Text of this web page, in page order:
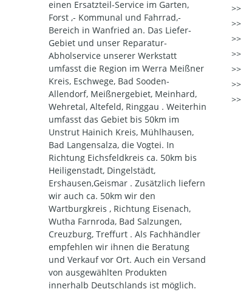
einen Ersatzteil-Service im Garten,
Forst ,- Kommunal und Fahrrad,-
Bereich in Wanfried an. Das Liefer-
Gebiet und unser Reparatur-
Abholservice unserer Werkstatt
umfasst die Region im Werra Meißner
Kreis, Eschwege, Bad Sooden-
Allendorf, Meißnergebiet, Meinhard,
Wehretal, Altefeld, Ringgau . Weiterhin
umfasst das Gebiet bis 50km im
Unstrut Hainich Kreis, Mühlhausen,
Bad Langensalza, die Vogtei. In
Richtung Eichsfeldkreis ca. 50km bis
Heiligenstadt, Dingelstädt,
Ershausen,Geismar . Zusätzlich liefern
wir auch ca. 50km wir den
Wartburgkreis , Richtung Eisenach,
Wutha Farnroda, Bad Salzungen,
Creuzburg, Treffurt . Als Fachhändler
empfehlen wir ihnen die Beratung
und Verkauf vor Ort. Auch ein Versand
von ausgewählten Produkten
innerhalb Deutschlands ist möglich.